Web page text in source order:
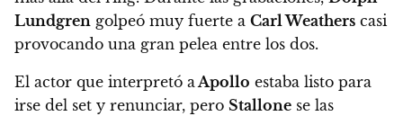
Lundgren golpeó muy fuerte a Carl Weathers casi
provocando una gran pelea entre los dos.
El actor que interpretó a Apollo estaba listo para
irse del set y renunciar, pero Stallone se las